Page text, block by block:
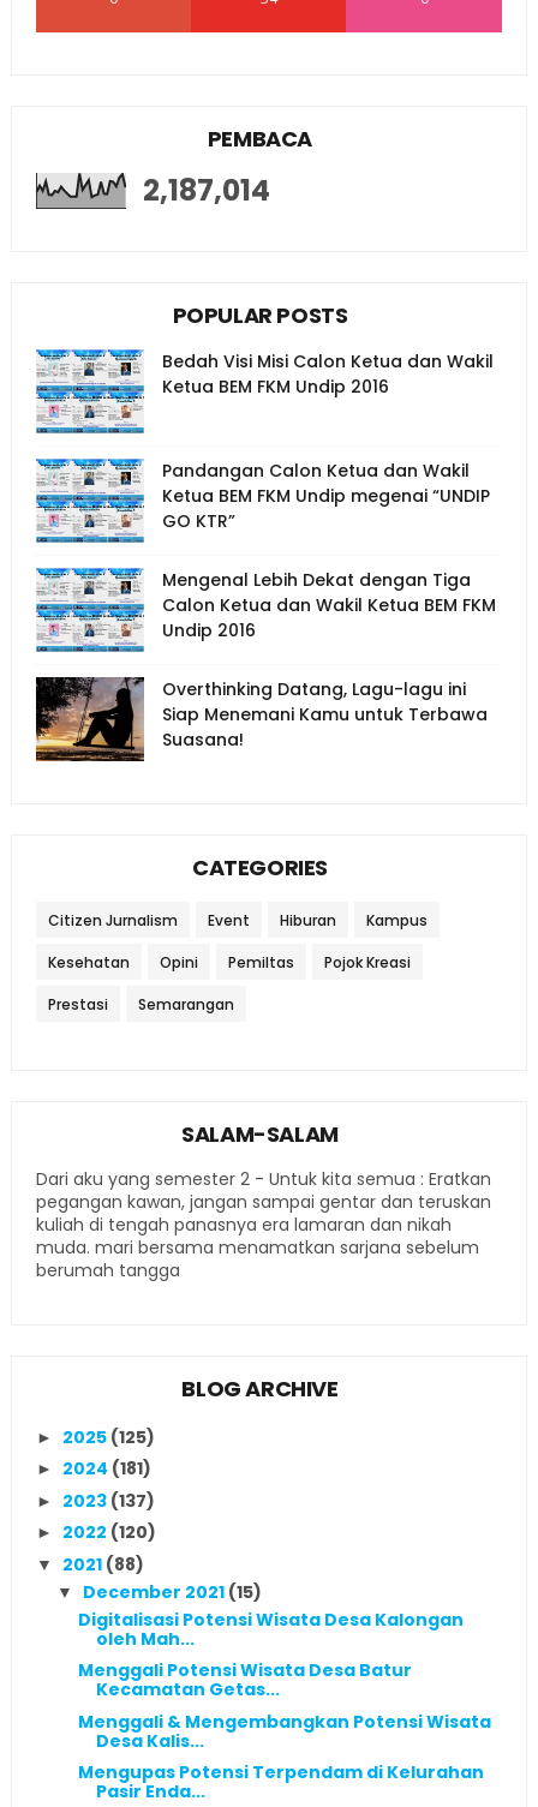
PEMBACA
2,187,014
POPULAR POSTS
Bedah Visi Misi Calon Ketua dan Wakil
Ketua BEM FKM Undip 2016
Pandangan Calon Ketua dan Wakil
Ketua BEM FKM Undip megenai “UNDIP
GO KTR”
Mengenal Lebih Dekat dengan Tiga
Calon Ketua dan Wakil Ketua BEM FKM
Undip 2016
Overthinking Datang, Lagu-lagu ini
Siap Menemani Kamu untuk Terbawa
Suasana!
CATEGORIES
Citizen Jurnalism Event Hiburan Kampus
Kesehatan Opini Pemiltas Pojok Kreasi
Prestasi Semarangan
SALAM-SALAM
Dari aku yang semester 2 - Untuk kita semua : Eratkan
pegangan kawan, jangan sampai gentar dan teruskan
kuliah di tengah panasnya era lamaran dan nikah
muda. mari bersama menamatkan sarjana sebelum
berumah tangga
BLOG ARCHIVE
► 2025 (125)
► 2024 (181)
► 2023 (137)
► 2022 (120)
▼ 2021 (88)
▼ December 2021 (15)
Digitalisasi Potensi Wisata Desa Kalongan
oleh Mah...
Menggali Potensi Wisata Desa Batur
Kecamatan Getas...
Menggali & Mengembangkan Potensi Wisata
Desa Kalis...
Mengupas Potensi Terpendam di Kelurahan
Pasir Enda...